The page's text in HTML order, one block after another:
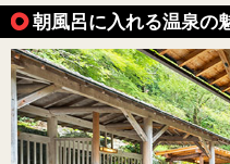
朝風呂に入れる温泉の